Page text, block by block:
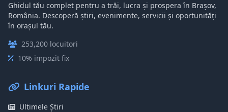
Ghidul tău complet pentru a trăi, lucra și prospera în Brașov,
România. Descoperă știri, evenimente, servicii și oportunități
în orașul tău.
253,200 locuitori
10% impozit fix
Linkuri Rapide
Ultimele Știri